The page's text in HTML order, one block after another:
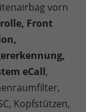
vorn
Front
eCall,
Kopfstützen,